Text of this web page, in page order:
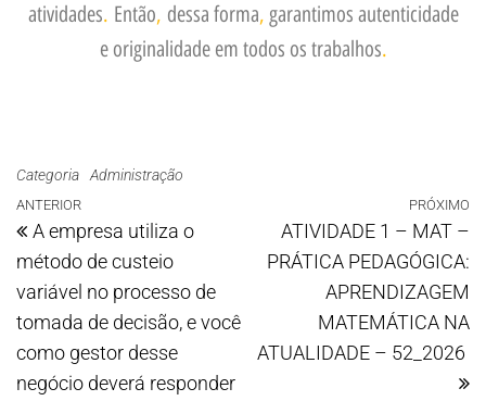
atividades. Então, dessa forma, garantimos autenticidade
e originalidade em todos os trabalhos.
Categoria Administração
ANTERIOR
A empresa utiliza o
método de custeio
variável no processo de
tomada de decisão, e você
como gestor desse
negócio deverá responder
PRÓXIMO
ATIVIDADE 1 – MAT –
PRÁTICA PEDAGÓGICA:
APRENDIZAGEM
MATEMÁTICA NA
ATUALIDADE – 52_2026